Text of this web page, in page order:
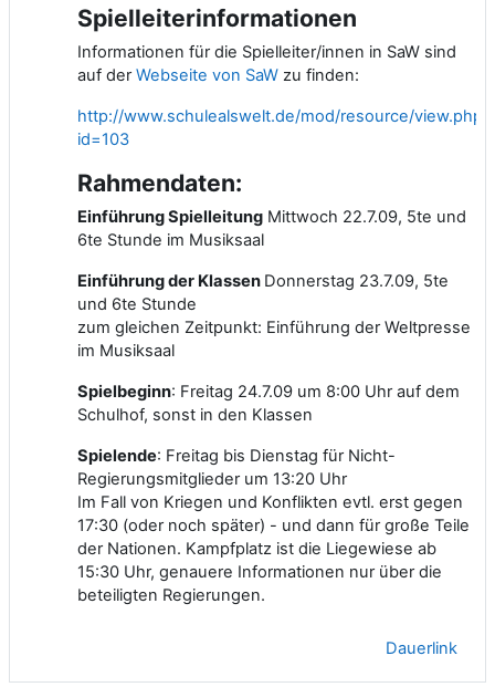
Spielleiterinformationen
Informationen für die Spielleiter/innen in SaW sind
auf derWebseite von SaW zu finden:
http://www.schulealswelt.de/mod/resource/view.php?
id=103
Rahmendaten:
Einführung Spielleitung Mittwoch 22.7.09, 5te und
6te Stunde im Musiksaal
Einführung der Klassen Donnerstag 23.7.09, 5te
und 6te Stunde
zum gleichen Zeitpunkt: Einführung der Weltpresse
im Musiksaal
Spielbeginn: Freitag 24.7.09 um 8:00 Uhr auf dem
Schulhof, sonst in den Klassen
Spielende: Freitag bis Dienstag für Nicht-
Regierungsmitglieder um 13:20 Uhr
Im Fall von Kriegen und Konflikten evtl. erst gegen
17:30 (oder noch später) - und dann für große Teile
der Nationen. Kampfplatz ist die Liegewiese ab
15:30 Uhr, genauere Informationen nur über die
beteiligten Regierungen.
Dauerlink